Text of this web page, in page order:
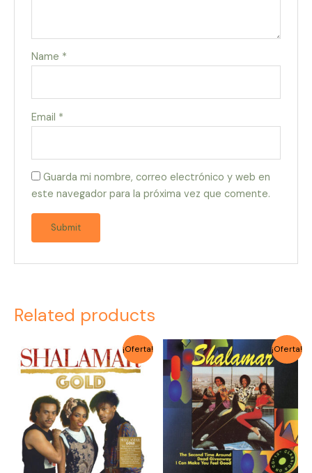
Name *
Email *
Guarda mi nombre, correo electrónico y web en
este navegador para la próxima vez que comente.
Related products
¡Oferta!
price
was:
$2.000.
price
is:
$1.500.
¡Oferta!
Original
price
was:
$2.000.
Current
price
is:
$1.500.